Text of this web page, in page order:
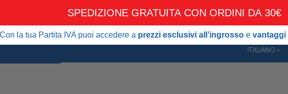
SPEDIZIONE GRATUITA CON ORDINI DA 30€
la tua Partita IVA puoi accedere aprezzi esclusivi all’ingrossoevantaggi dedicati
ITALIANO
SPEDIZIONE GRATUITA CON ORDINI DA 30€
Con la tua Partita IVA puoi accedere a prezzi esclusivi all’ingrossoe vantaggi